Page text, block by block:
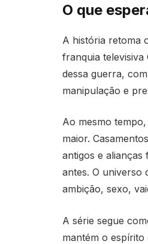
O que
A história retoma
franquia televisiva
dessa guerra,
manipulação e
Ao mesmo
maior.
antigos e alianças
antes. O universo
ambição, sexo,
A série segue
mantém o espírito